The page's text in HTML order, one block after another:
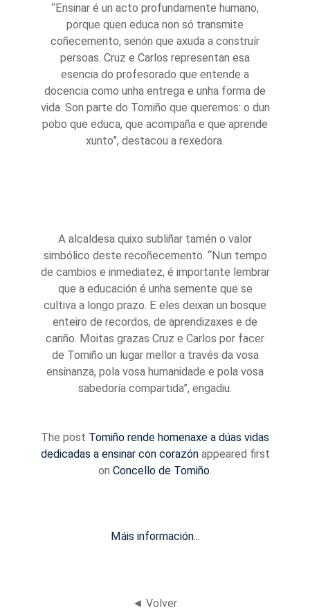
“Ensinar é un acto profundamente humano,
porque quen educa non só transmite
coñecemento, senón que axuda a construír
persoas. Cruz e Carlos representan esa
esencia do profesorado que entende a
docencia como unha entrega e unha forma de
vida. Son parte do Tomiño que queremos: o dun
pobo que educa, que acompaña e que aprende
xunto”, destacou a rexedora.
A alcaldesa quixo subliñar tamén o valor
simbólico deste recoñecemento. “Nun tempo
de cambios e inmediatez, é importante lembrar
que a educación é unha semente que se
cultiva a longo prazo. E eles deixan un bosque
enteiro de recordos, de aprendizaxes e de
cariño. Moitas grazas Cruz e Carlos por facer
de Tomiño un lugar mellor a través da vosa
ensinanza, pola vosa humanidade e pola vosa
sabedoría compartida”, engadiu.
The post Tomiño rende homenaxe a dúas vidas
dedicadas a ensinar con corazónappeared first
on Concello de Tomiño.
Máis información...
◄ Volver